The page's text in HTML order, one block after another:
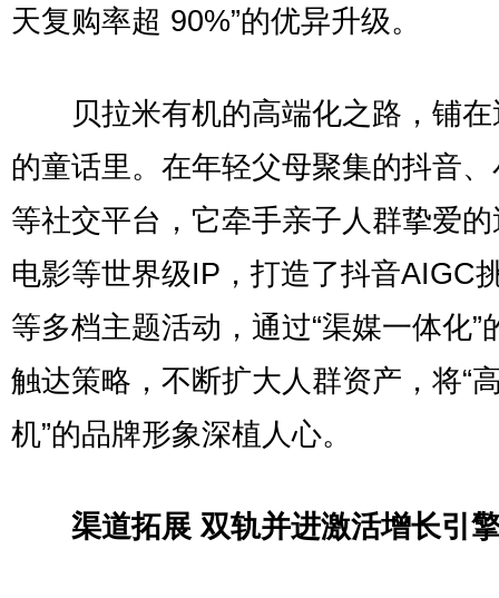
天复购率超 90%”的优异升级。
贝拉米有机的高端化之路，铺在
的童话里。在年轻父母聚集的抖音
等社交平台，它牵手亲子人群挚爱
电影等世界级IP，打造了抖音AIGC
等多档主题活动，通过“渠媒一体化”
触达策略，不断扩大人群资产，将“
机”的品牌形象深植人心。
渠道拓展 双轨并进激活增长引